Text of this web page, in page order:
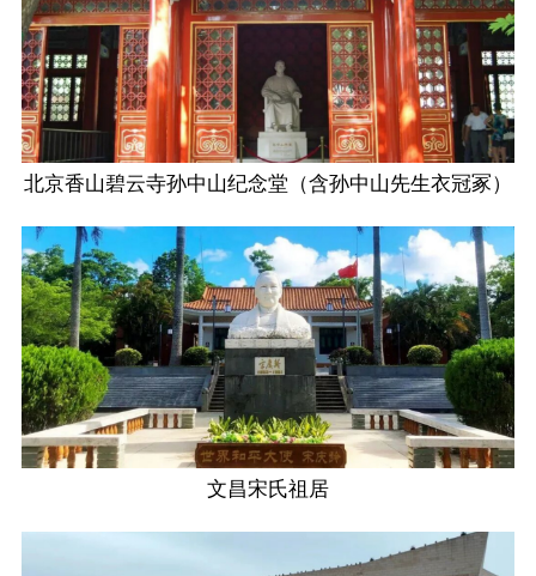
北京香山碧云寺孙中山纪念堂（含孙中山先生衣冠冢）
文昌宋氏祖居